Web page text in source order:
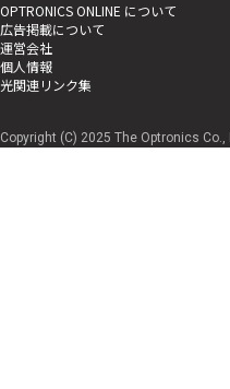
OPTRONICS ONLINE について
広告掲載について
運営会社
個人情報
光関連リンク集
Copyright (C) 2025 The Optronics